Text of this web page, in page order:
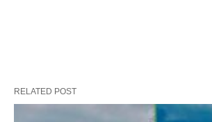
RELATED POST